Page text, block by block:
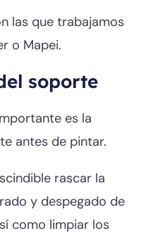
las que trabajamos
o Mapei.
soporte
es la
antes de pintar.
rascar la
y despegado de
como limpiar los